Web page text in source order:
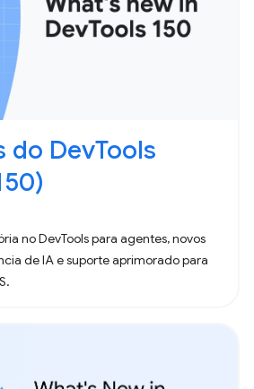
do DevTools
no DevTools para agentes, novos
de IA e suporte aprimorado para